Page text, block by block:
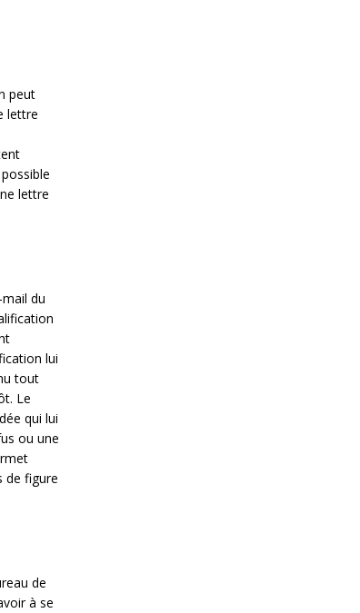
peut
lettre
lettre
du
lui
tout
Le
qui lui
ou une
de figure
de
à se